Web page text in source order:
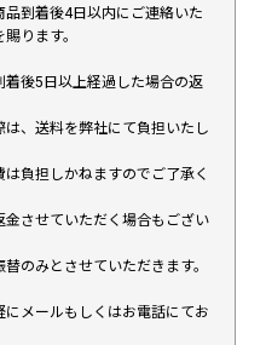
到着後4日以内にご連絡いた
ります。
後5日以上経過した場合の返
、送料を弊社にて負担いたし
負担しかねますのでご了承く
させていただく場合もござい
のみとさせていただきます。
メールもしくはお電話にてお